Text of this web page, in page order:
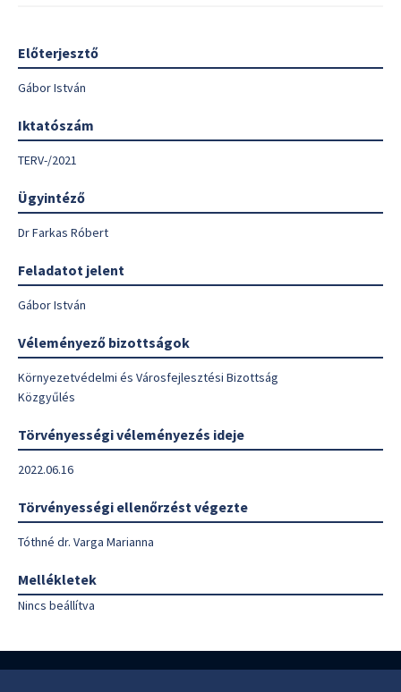
Előterjesztő
Gábor István
Iktatószám
TERV-/2021
Ügyintéző
Dr Farkas Róbert
Feladatot jelent
Gábor István
Véleményező bizottságok
Környezetvédelmi és Városfejlesztési Bizottság
Közgyűlés
Törvényességi véleményezés ideje
2022.06.16
Törvényességi ellenőrzést végezte
Tóthné dr. Varga Marianna
Mellékletek
Nincs beállítva